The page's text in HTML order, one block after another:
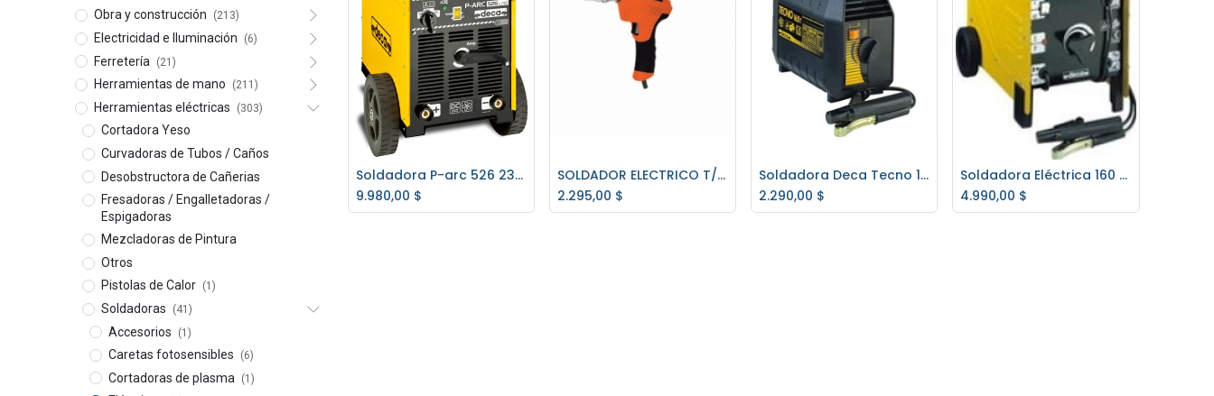
Obra y construcción (213)
Electricidad e Iluminación (6)
Ferretería (21)
Herramientas de mano (211)
Herramientas eléctricas (303)
Cortadora Yeso
Curvadoras de Tubos / Caños
Desobstructora de Cañerias
Fresadoras / Engalletadoras /
Espigadoras
Mezcladoras de Pintura
Otros
Pistolas de Calor
(1)
Soldadoras (41)
Accesorios (1)
Caretas fotosensibles (6)
Cortadoras de plasma (1)
Agregar al carrito
Soldadora P-arc 526 230/400v 260 Amp. Deca
9.980,00 $
Agregar al carrito
SOLDADOR ELECTRICO T/PISTOLA SE720 GLADIATOR
2.295,00 $
Agregar al carrito
Soldadora Deca Tecno 165T 140 Amp.
2.290,00 $
Agregar al carrito
Soldadora Eléctrica 160 A. Domus Deca 171E
4.990,00 $